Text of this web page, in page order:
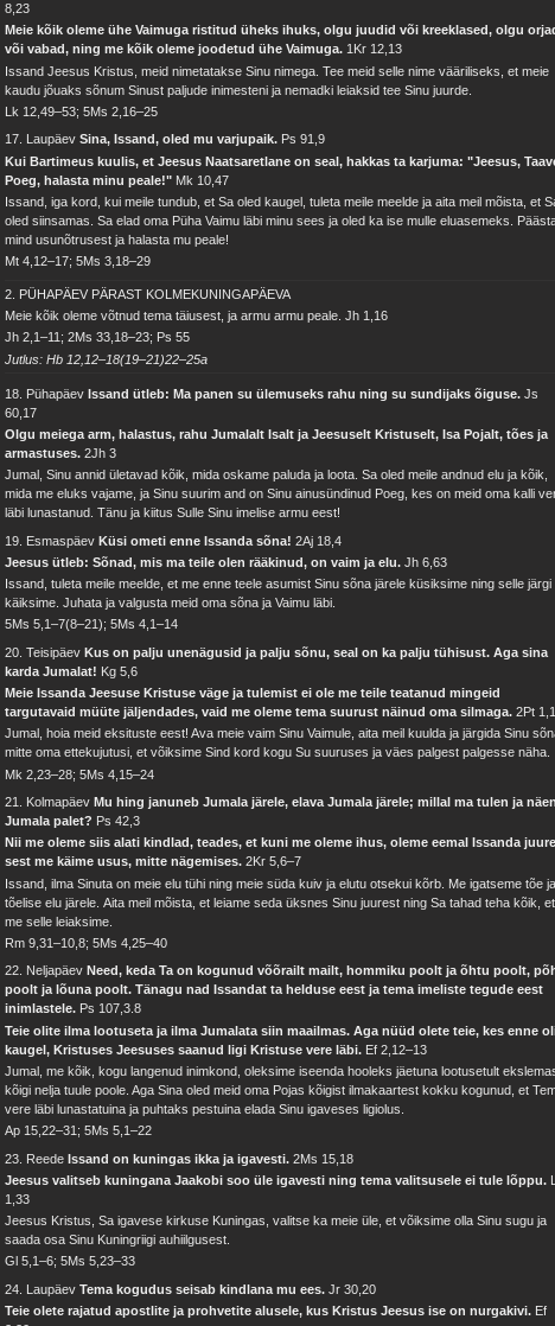
8,23
Meie kõik oleme ühe Vaimuga ristitud üheks ihuks, olgu juudid või kreeklased, olgu
või vabad, ning me kõik oleme joodetud ühe Vaimuga.1Kr 12,13
Issand Jeesus Kristus, meid nimetatakse Sinu nimega. Tee meid selle nime vääriliseks, et meie
kaudu jõuaks sõnum Sinust paljude inimesteni ja nemadki leiaksid tee Sinu juurde.
Lk 12,49–53; 5Ms 2,16–25
17. LaupäevSina, Issand, oled mu varjupaik. Ps 91,9
Kui Bartimeus kuulis, et Jeesus Naatsaretlane on seal, hakkas ta karjuma: "Jeesus,
Poeg, halasta minu peale!" Mk 10,47
Issand, iga kord, kui meile tundub, et Sa oled kaugel, tuleta meile meelde ja aita meil mõista, et
oled siinsamas. Sa elad oma Püha Vaimu läbi minu sees ja oled ka ise mulle eluasemeks.
mind usunõtrusest ja halasta mu peale!
Mt 4,12–17; 5Ms 3,18–29
2. PÜHAPÄEV PÄRAST KOLMEKUNINGAPÄEVA
Meie kõik oleme võtnud tema täiusest, ja armu armu peale.Jh 1,16
Jh 2,1–11; 2Ms 33,18–23; Ps 55
Jutlus: Hb 12,12–18(19–21)22–25a
18. PühapäevIssand ütleb: Ma panen su ülemuseks rahu ning su sundijaks õiguse.Js
60,17
Olgu meiega arm, halastus, rahu Jumalalt Isalt ja Jeesuselt Kristuselt, Isa Pojalt, tões ja
armastuses.2Jh 3
Jumal, Sinu annid ületavad kõik, mida oskame paluda ja loota. Sa oled meile andnud elu ja kõik,
mida me eluks vajame, ja Sinu suurim and on Sinu ainusündinud Poeg, kes on meid oma kalli
läbi lunastanud. Tänu ja kiitus Sulle Sinu imelise armu eest!
19. EsmaspäevKüsi ometi enne Issanda sõna!2Aj 18,4
Jeesus ütleb: Sõnad, mis ma teile olen rääkinud, on vaim ja elu.Jh 6,63
Issand, tuleta meile meelde, et me enne teele asumist Sinu sõna järele küsiksime ning selle järgi
käiksime. Juhata ja valgusta meid oma sõna ja Vaimu läbi.
5Ms 5,1–7(8–21); 5Ms 4,1–14
20. TeisipäevKus on palju unenägusid ja palju sõnu, seal on ka palju tühisust. Aga sina
karda Jumalat! Kg 5,6
Meie Issanda Jeesuse Kristuse väge ja tulemist ei ole me teile teatanud mingeid
targutavaid müüte jäljendades, vaid me oleme tema suurust näinud oma silmaga.2Pt
Jumal, hoia meid eksituste eest! Ava meie vaim Sinu Vaimule, aita meil kuulda ja järgida Sinu
mitte oma ettekujutusi, et võiksime Sind kord kogu Su suuruses ja väes palgest palgesse näha.
Mk 2,23–28; 5Ms 4,15–24
21. Kolmapäev Mu hing januneb Jumala järele, elava Jumala järele; millal ma tulen ja näen
Jumala palet? Ps 42,3
Nii me oleme siis alati kindlad, teades, et kuni me oleme ihus, oleme eemal Issanda
sest me käime usus, mitte nägemises.2Kr 5,6–7
Issand, ilma Sinuta on meie elu tühi ning meie süda kuiv ja elutu otsekui kõrb. Me igatseme tõe ja
tõelise elu järele. Aita meil mõista, et leiame seda üksnes Sinu juurest ning Sa tahad teha kõik, et
me selle leiaksime.
Rm 9,31–10,8; 5Ms 4,25–40
22. Neljapäev Need, keda Ta on kogunud võõrailt mailt, hommiku poolt ja õhtu poolt,
poolt ja lõuna poolt. Tänagu nad Issandat ta helduse eest ja tema imeliste tegude eest
inimlastele. Ps 107,3.8
Teie olite ilma lootuseta ja ilma Jumalata siin maailmas. Aga nüüd olete teie, kes enne
kaugel, Kristuses Jeesuses saanud ligi Kristuse vere läbi. Ef 2,12–13
Jumal, me kõik, kogu langenud inimkond, oleksime iseenda hooleks jäetuna lootusetult
kõigi nelja tuule poole. Aga Sina oled meid oma Pojas kõigist ilmakaartest kokku kogunud, et
vere läbi lunastatuina ja puhtaks pestuina elada Sinu igaveses ligiolus.
Ap 15,22–31; 5Ms 5,1–22
23. ReedeIssand on kuningas ikka ja igavesti.2Ms 15,18
Jeesus valitseb kuningana Jaakobi soo üle igavesti ning tema valitsusele ei tule lõppu.
1,33
Jeesus Kristus, Sa igavese kirkuse Kuningas, valitse ka meie üle, et võiksime olla Sinu sugu ja
saada osa Sinu Kuningriigi auhiilgusest.
Gl 5,1–6; 5Ms 5,23–33
24. LaupäevTema kogudus seisab kindlana mu ees.Jr 30,20
Teie olete rajatud apostlite ja prohvetite alusele, kus Kristus Jeesus ise on nurgakivi. Ef